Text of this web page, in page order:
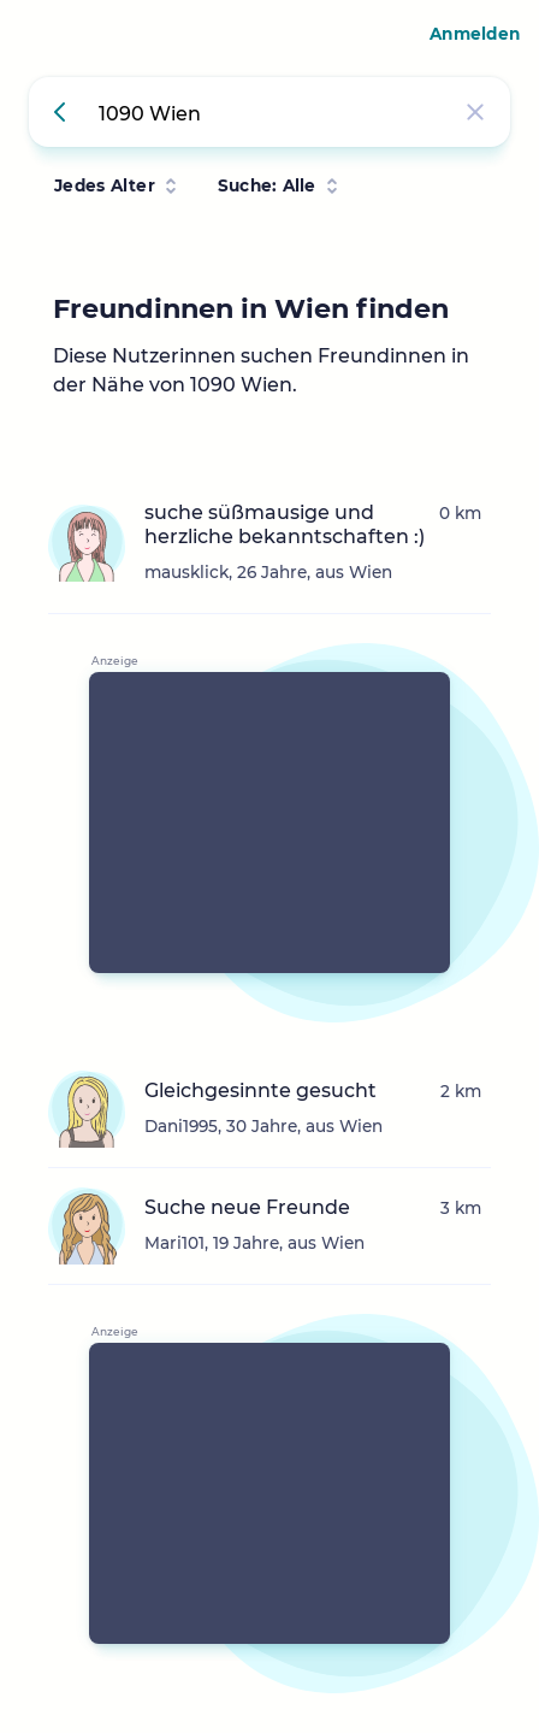
Jedes Alter Suche: Alle
Freundinnen in Wien finden
Diese Nutzerinnen suchen Freundinnen in
der Nähe von 1090 Wien.
suche süßmausige und
herzliche bekanntschaften :)
mausklick, 26 Jahre, aus Wien
0 km
Gleichgesinnte gesucht
Dani1995, 30 Jahre, aus Wien
2 km
Suche neue Freunde
Mari101, 19 Jahre, aus Wien
3 km
Anmelden